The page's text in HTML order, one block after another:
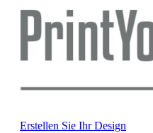
Erstellen Sie Ihr Design